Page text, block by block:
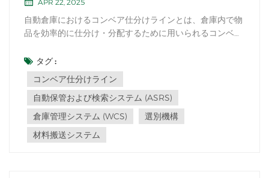
APR 22, 2025
自動倉庫におけるコンベア仕分けラインとは、倉庫内で物
品を効率的に仕分け・分配するために用いられるコンベア
常、自動倉庫システム（ASRS）やその他のマテリアルハ
ンドリングシステムと組み合わせて導入されます。コンベ
ア仕分けラインは通常、相互に接続された複数...
タグ :
コンベア仕分けライン
自動保管および検索システム (ASRS)
倉庫管理システム (WCS)
選別機構
材料搬送システム